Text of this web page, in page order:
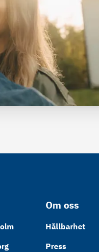
Om oss
Hållbarhet
Press